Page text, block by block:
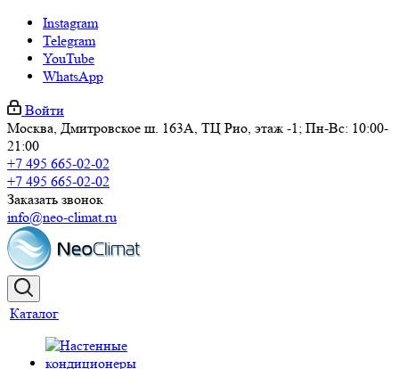
Instagram
Telegram
YouTube
WhatsApp
Войти
Москва, Дмитровское ш. 163А, ТЦ Рио, этаж -1; Пн-Вс: 10:00-
21:00
+7 495 665-02-02
+7 495 665-02-02
Заказать звонок
info@neo-climat.ru
Каталог